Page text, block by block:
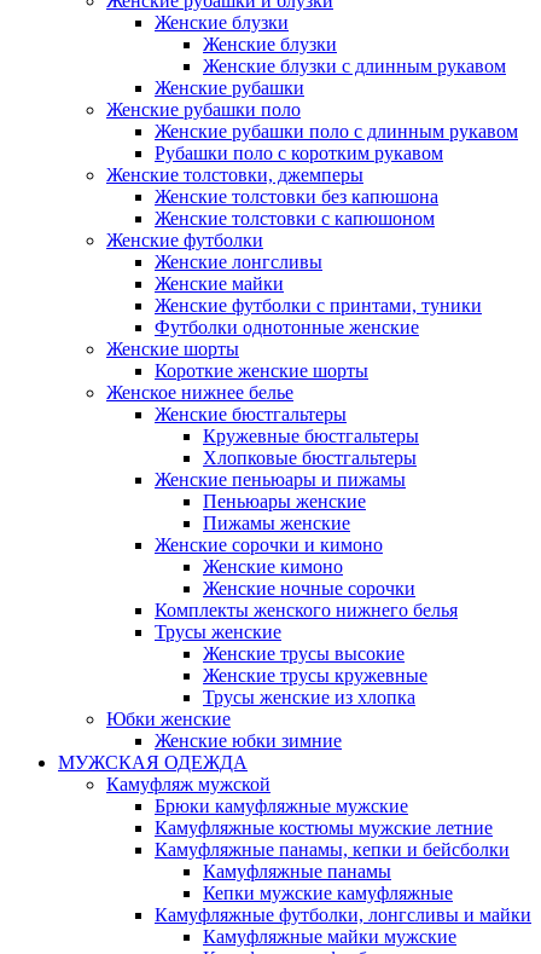
Женские блузки
Женские блузки
Женские блузки с длинным рукавом
Женские рубашки
Женские рубашки поло
Женские рубашки поло с длинным рукавом
Рубашки поло с коротким рукавом
Женские толстовки, джемперы
Женские толстовки без капюшона
Женские толстовки с капюшоном
Женские футболки
Женские лонгсливы
Женские майки
Женские футболки с принтами, туники
Футболки однотонные женские
Женские шорты
Короткие женские шорты
Женское нижнее белье
Женские бюстгальтеры
Кружевные бюстгальтеры
Хлопковые бюстгальтеры
Женские пеньюары и пижамы
Пеньюары женские
Пижамы женские
Женские сорочки и кимоно
Женские кимоно
Женские ночные сорочки
Комплекты женского нижнего белья
Трусы женские
Женские трусы высокие
Женские трусы кружевные
Трусы женские из хлопка
Юбки женские
Женские юбки зимние
МУЖСКАЯ ОДЕЖДА
Камуфляж мужской
Брюки камуфляжные мужские
Камуфляжные костюмы мужские летние
Камуфляжные панамы, кепки и бейсболки
Камуфляжные панамы
Кепки мужские камуфляжные
Камуфляжные футболки, лонгсливы и майки
Камуфляжные майки мужские